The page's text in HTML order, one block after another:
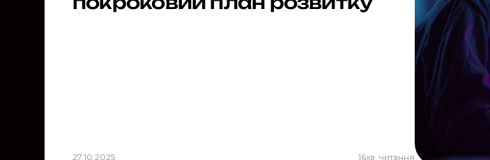
27.10.2025 16хв. читання